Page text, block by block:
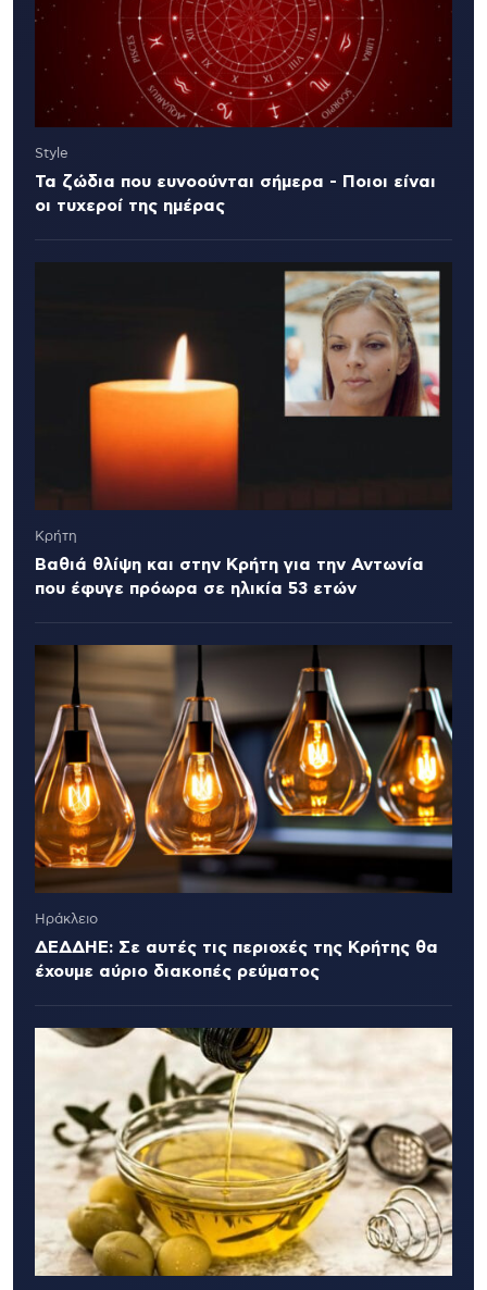
Style
Τα ζώδια που ευνοούνται σήμερα - Ποιοι είναι
οι τυχεροί της ημέρας
Κρήτη
Βαθιά θλίψη και στην Κρήτη για την Αντωνία
που έφυγε πρόωρα σε ηλικία 53 ετών
Ηράκλειο
ΔΕΔΔΗΕ: Σε αυτές τις περιοχές της Κρήτης θα
έχουμε αύριο διακοπές ρεύματος